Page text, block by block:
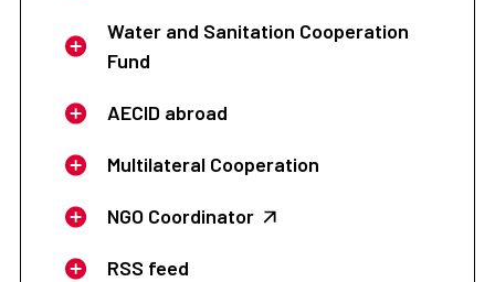
Water and Sanitation Cooperation
Fund
AECID abroad
Multilateral Cooperation
NGO Coordinator
RSS feed